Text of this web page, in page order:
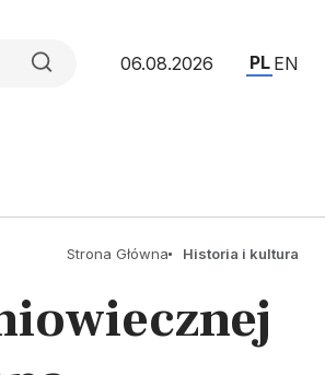
06.08.2026 PL EN
Strona Główna Historia i kultura